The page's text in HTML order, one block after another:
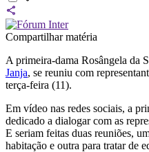
Compartilhar matéria
A primeira-dama Rosângela da
Janja, se reuniu com
terça-feira (11).
Em vídeo nas redes sociais, a
dedicado a dialogar com as
E seriam feitas duas reuniões,
habitação e outra para tratar de